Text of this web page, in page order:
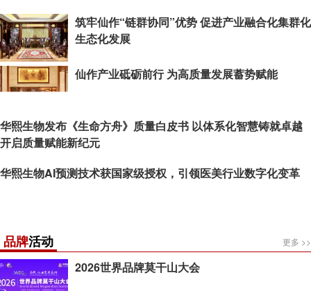
筑牢仙作“链群协同”优势 促进产业融合化集群化
生态化发展
仙作产业砥砺前行 为高质量发展蓄势赋能
华熙生物发布《生命方舟》质量白皮书 以体系化智慧铸就卓越
开启质量赋能新纪元
华熙生物AI预测技术获国家级授权，引领医美行业数字化变革
品牌活动 更多 >>
2026世界品牌莫干山大会